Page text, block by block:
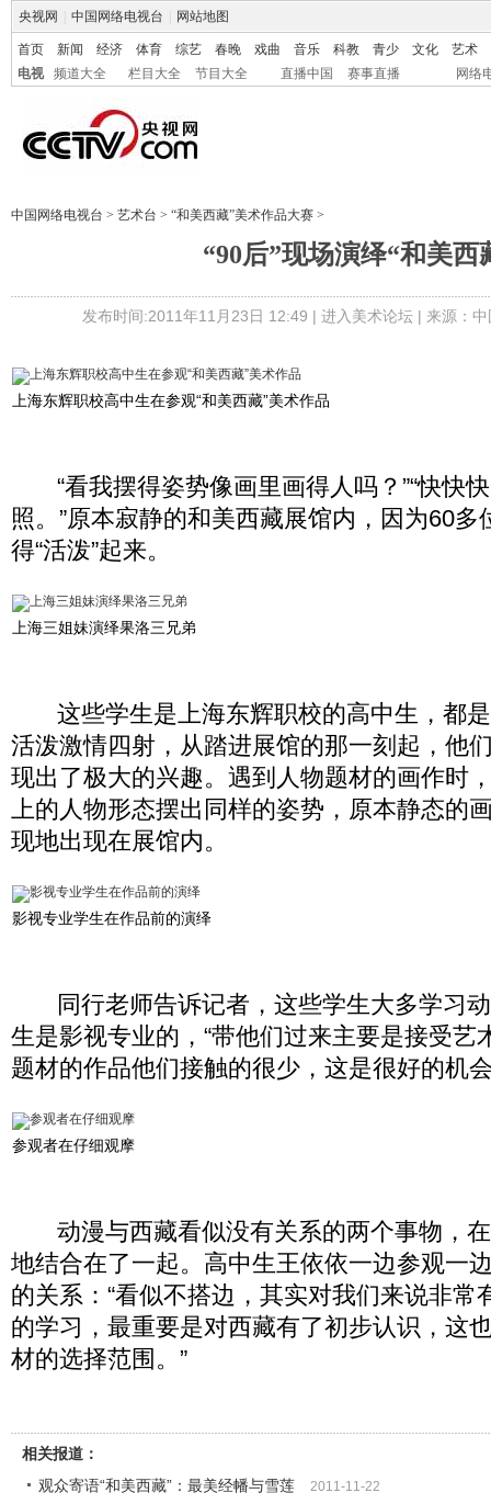
央视网 中国网络电视台 网站地图
首页 新闻 经济 体育 综艺 春晚 戏曲 音乐 科教 青少 文化
艺术
电视
频道大全 栏目大全 节目大全 直播中国 赛事直播 网络
中国网络电视台 > 艺术台 > “和美西藏”美术作品大赛 >
“90后”现场演绎“和美西
发布时间:2011年11月23日 12:49 | 进入美术论坛| 来源：
上海东辉职校高中生在参观“和美西藏”美术作品
“看我摆得姿势像画里画得人吗？”“快快
照。”原本寂静的和美西藏展馆内，因为60
得“活泼”起来。
上海三姐妹演绎果洛三兄弟
这些学生是上海东辉职校的高中生，都是
活泼激情四射，从踏进展馆的那一刻起，他
现出了极大的兴趣。遇到人物题材的画作时
上的人物形态摆出同样的姿势，原本静态的
现地出现在展馆内。
影视专业学生在作品前的演绎
同行老师告诉记者，这些学生大多学习动
生是影视专业的，“带他们过来主要是接受艺
题材的作品他们接触的很少，这是很好的机
参观者在仔细观摩
动漫与西藏看似没有关系的两个事物，在
地结合在了一起。高中生王依依一边参观一
的关系：“看似不搭边，其实对我们来说非常
的学习，最重要是对西藏有了初步认识，这
材的选择范围。”
相关报道：
观众寄语“和美西藏”：最美经幡与雪莲
2011-11-22